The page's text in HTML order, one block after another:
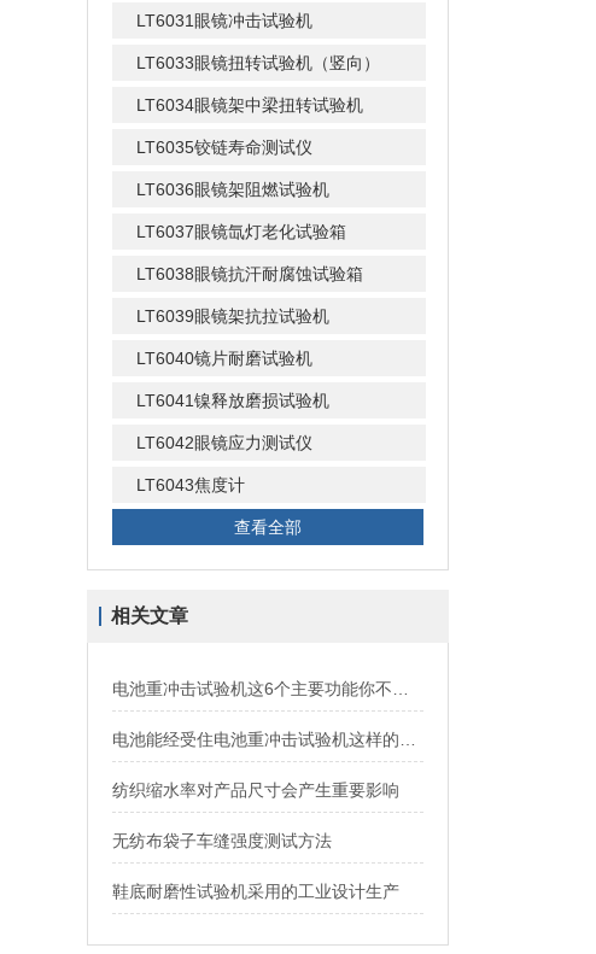
LT6031眼镜冲击试验机
LT6033眼镜扭转试验机（竖向）
LT6034眼镜架中梁扭转试验机
LT6035铰链寿命测试仪
LT6036眼镜架阻燃试验机
LT6037眼镜氙灯老化试验箱
LT6038眼镜抗汗耐腐蚀试验箱
LT6039眼镜架抗拉试验机
LT6040镜片耐磨试验机
LT6041镍释放磨损试验机
LT6042眼镜应力测试仪
LT6043焦度计
查看全部
相关文章
纺织缩水率对产品尺寸会产生重要影响
无纺布袋子车缝强度测试方法
鞋底耐磨性试验机采用的工业设计生产